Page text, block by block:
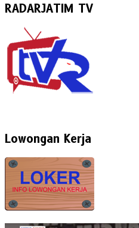
RADARJATIM TV
Lowongan Kerja